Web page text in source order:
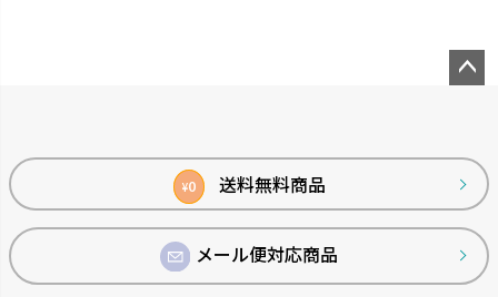
シンプルトーン
シンプルで機能的です。
バスカHA
浴室の壁面パネルとコーディネー
¥0 送料無料商品
メール便対応商品
ップ
へ